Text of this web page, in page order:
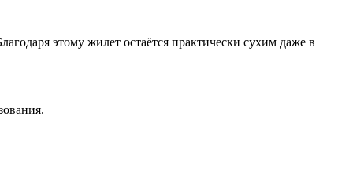
этому жилет остаётся практически сухим даже в